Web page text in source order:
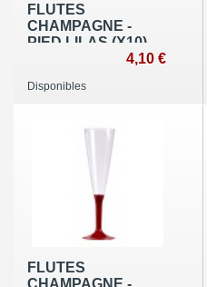
FLUTES
CHAMPAGNE -
PIED LILAS (X10)
4,10 €
Disponibles
FLUTES
CHAMPAGNE -